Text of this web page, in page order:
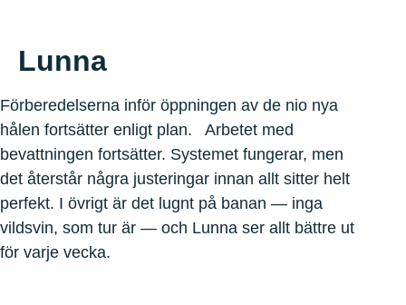
Lunna
Förberedelserna inför öppningen av de nio nya
hålen fortsätter enligt plan. Arbetet med
bevattningen fortsätter. Systemet fungerar, men
det återstår några justeringar innan allt sitter helt
perfekt. I övrigt är det lugnt på banan — inga
vildsvin, som tur är — och Lunna ser allt bättre ut
för varje vecka.